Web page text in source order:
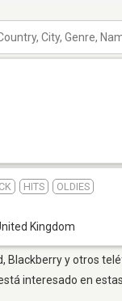
HITS
OLDIES
Kingdom
Blackberry y otros
interesado en